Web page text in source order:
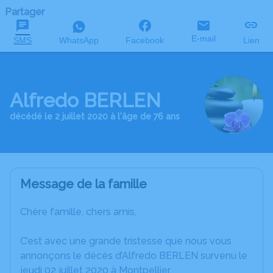
Partager
SMS WhatsApp Facebook E-mail Lien
Alfredo BERLEN
décédé le 2 juillet 2020 à l'âge de 76 ans
Message de la famille
Chère famille, chers amis,
C’est avec une grande tristesse que nous vous
annonçons le décès d’Alfredo BERLEN survenu le
jeudi 02 juillet 2020 à Montpellier.